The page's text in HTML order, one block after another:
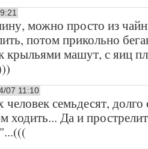
можно просто из
потом прикольно
крыльями машут, с яиц
07 11:10
человек семьдесят, долго
ходить... Да и